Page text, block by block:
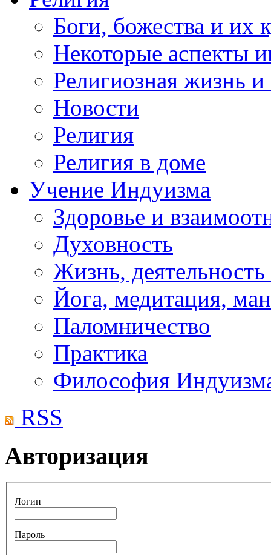
Боги, божества и их
Некоторые аспекты
Религиозная жизнь
Новости
Религия
Религия в доме
Учение Индуизма
Здоровье и
Духовность
Жизнь, деятельность
Йога, медитация,
Паломничество
Практика
Философия
RSS
Авторизация
Логин
Пароль